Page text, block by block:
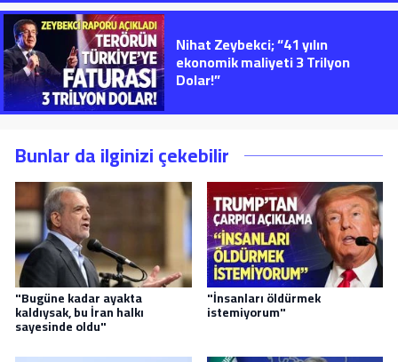
Nihat Zeybekci; “41 yılın
ekonomik maliyeti 3 Trilyon
Dolar!”
Bunlar da ilginizi çekebilir
"Bugüne kadar ayakta
kaldıysak, bu İran halkı
sayesinde oldu"
"İnsanları öldürmek
istemiyorum"